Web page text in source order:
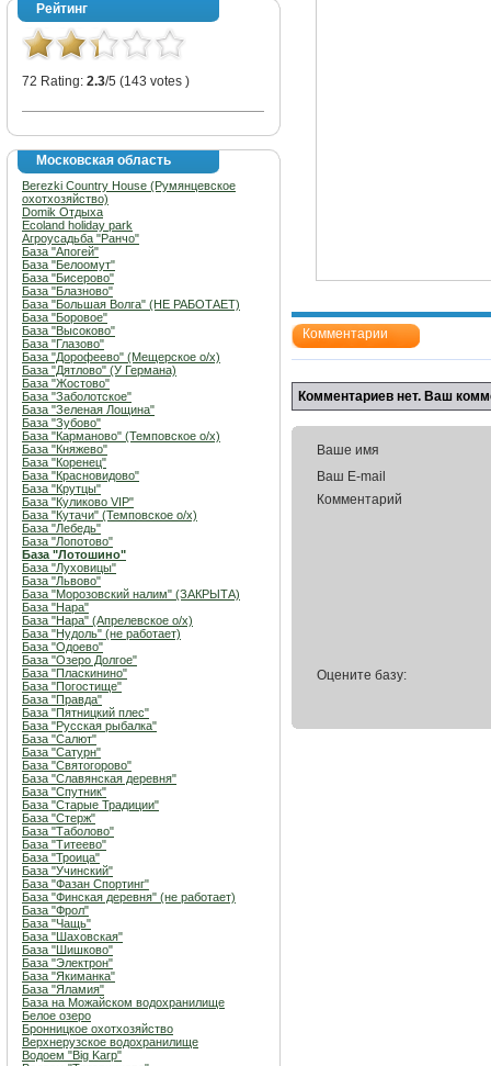
Рейтинг
72 Rating: 2.3/5 (143 votes )
Московская область
Berezki Country House (Румянцевское
охотхозяйство)
Domik Отдыха
Ecoland holiday park
Агроусадьба "Ранчо"
База "Апогей"
База "Белоомут"
База "Бисерово"
База "Блазново"
База "Большая Волга" (НЕ РАБОТАЕТ)
База "Боровое"
База "Высоково"
База "Глазово"
База "Дорофеево" (Мещерское о/х)
База "Дятлово" (У Германа)
База "Жостово"
База "Заболотское"
База "Зеленая Лощина"
База "Зубово"
База "Карманово" (Темповское о/х)
База "Княжево"
База "Коренец"
База "Красновидово"
База "Крутцы"
База "Куликово VIP"
База "Кутачи" (Темповское о/х)
База "Лебедь"
База "Лопотово"
База "Лотошино"
База "Луховицы"
База "Львово"
База "Морозовский налим" (ЗАКРЫТА)
База "Нара"
База "Нара" (Апрелевское о/х)
База "Нудоль" (не работает)
База "Одоево"
База "Озеро Долгое"
База "Пласкинино"
База "Погостище"
База "Правда"
База "Пятницкий плес"
База "Русская рыбалка"
База "Салют"
База "Сатурн"
База "Святогорово"
База "Славянская деревня"
База "Спутник"
База "Старые Традиции"
База "Стерж"
База "Таболово"
База "Титеево"
База "Троица"
База "Учинский"
База "Фазан Спортинг"
База "Финская деревня" (не работает)
База "Фрол"
База "Чащь"
База "Шаховская"
База "Шишково"
База "Электрон"
База "Якиманка"
База "Яламия"
База на Можайском водохранилище
Белое озеро
Бронницкое охотхозяйство
Верхнерузское водохранилище
Водоем "Big Karp"
Комментарии
Комментариев нет. Ваш
Ваше имя
Ваш E-mail
Комментарий
Оцените базу: